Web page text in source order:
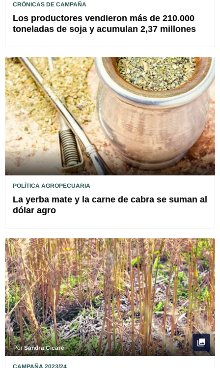
CRÓNICAS DE CAMPAÑA
Los productores vendieron más de 210.000
toneladas de soja y acumulan 2,37 millones
POLÍTICA AGROPECUARIA
La yerba mate y la carne de cabra se suman al
dólar agro
PorSandra Cicaré